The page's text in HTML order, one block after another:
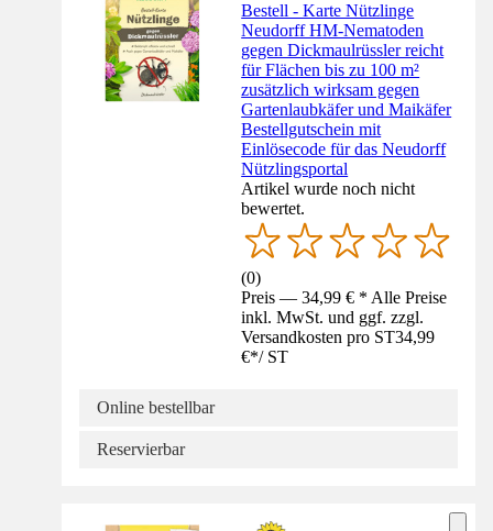
Bestell - Karte Nützlinge
Neudorff HM-Nematoden
gegen Dickmaulrüssler reicht
für Flächen bis zu 100 m²
zusätzlich wirksam gegen
Gartenlaubkäfer und Maikäfer
Bestellgutschein mit
Einlösecode für das Neudorff
Nützlingsportal
Artikel wurde noch nicht
bewertet.
(0)
Preis — 34,99 € * Alle Preise
inkl. MwSt. und ggf. zzgl.
Versandkosten pro ST34,99
€*/ ST
Online bestellbar
Reservierbar